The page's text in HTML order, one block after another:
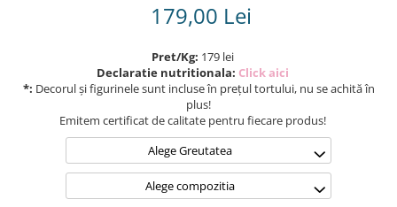
179,00 Lei
Pret/Kg: 179 lei
Declaratie nutritionala: Click aici
*: Decorul și figurinele sunt incluse în prețul tortului, nu se achită în
plus!
Emitem certificat de calitate pentru fiecare produs!
Alege Greutatea
Alege compozitia